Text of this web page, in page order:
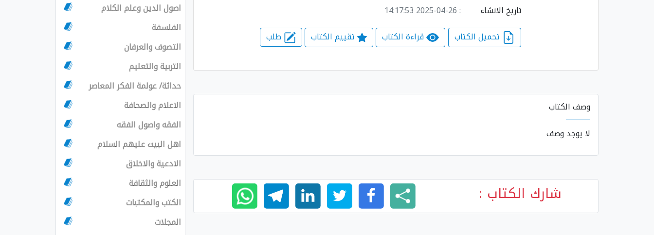
تاريخ الانشاء
: 2025-04-26 14:17:53
قراءة الكتاب تقييم الكتاب طلب
وصف الكتاب
لا يوجد وصف
شارك الكتاب :
اصول الدين وعلم الكلام
الفلسفة
التصوف والعرفان
التربية والتعليم
حداثة/ عولمة الفكر المعاصر
الاعلام والصحافة
الفقه واصول الفقه
اهل البيت عليهم السلام
الادعية والاخلاق
العلوم والثقافة
الكتب والمكتبات
المجلات